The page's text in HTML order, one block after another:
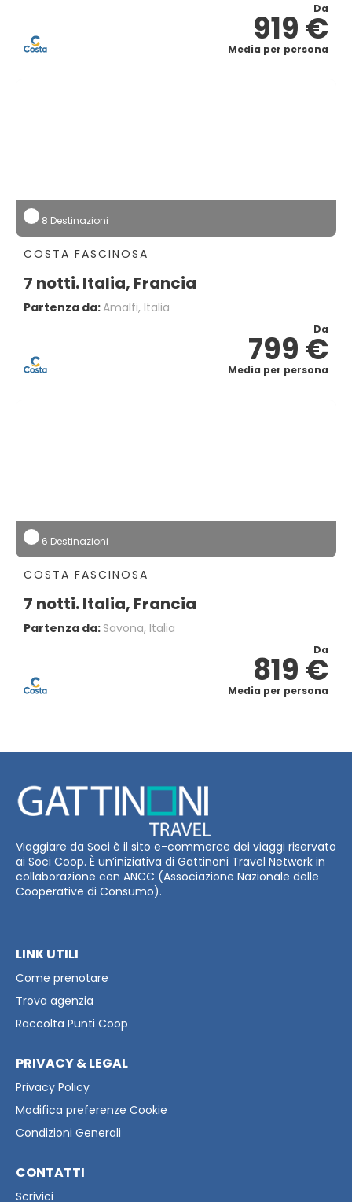
Da
919 €
Media per persona
8 Destinazioni
COSTA FASCINOSA
7 notti. Italia, Francia
Partenza da:Amalfi, Italia
Da
799 €
Media per persona
6 Destinazioni
COSTA FASCINOSA
7 notti. Italia, Francia
Partenza da: Savona, Italia
Da
819 €
Media per persona
Viaggiare da Soci è il sito e-commerce dei viaggi riservato
ai Soci Coop. È un’iniziativa di Gattinoni Travel Network in
collaborazione con ANCC (Associazione Nazionale delle
Cooperative di Consumo).
LINK UTILI
Come prenotare
Trova agenzia
Raccolta Punti Coop
PRIVACY & LEGAL
Privacy Policy
Modifica preferenze Cookie
Condizioni Generali
CONTATTI
Scrivici